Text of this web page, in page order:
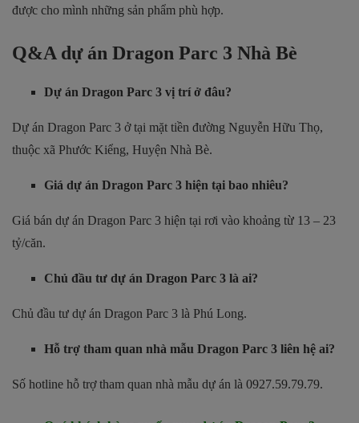
được cho mình những sản phẩm phù hợp.
Q&A dự án Dragon Parc 3 Nhà Bè
Dự án Dragon Parc 3 vị trí ở đâu?
Dự án Dragon Parc 3 ở tại mặt tiền đường Nguyễn Hữu Thọ,
thuộc xã Phước Kiểng, Huyện Nhà Bè.
Giá dự án Dragon Parc 3 hiện tại bao nhiêu?
Giá bán dự án Dragon Parc 3 hiện tại rơi vào khoảng từ 13 – 23
tỷ/căn.
Chủ đầu tư dự án Dragon Parc 3 là ai?
Chủ đầu tư dự án Dragon Parc 3 là Phú Long.
Hỗ trợ tham quan nhà mẫu Dragon Parc 3 liên hệ ai?
Số hotline hỗ trợ tham quan nhà mẫu dự án là 0927.59.79.79.